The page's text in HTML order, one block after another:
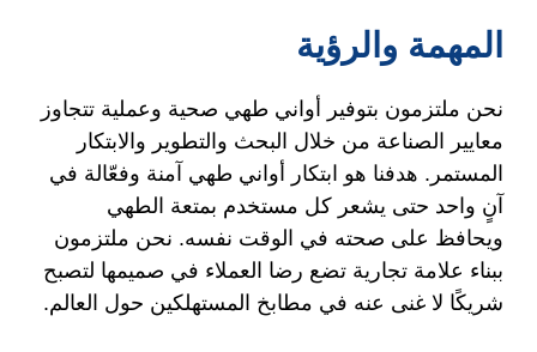
المهمة والرؤية
نحن ملتزمون بتوفير أواني طهي صحية وعملية تتجاوز
معايير الصناعة من خلال البحث والتطوير والابتكار
المستمر. هدفنا هو ابتكار أواني طهي آمنة وفعّالة في
آنٍ واحد حتى يشعر كل مستخدم بمتعة الطهي
ويحافظ على صحته في الوقت نفسه. نحن ملتزمون
ببناء علامة تجارية تضع رضا العملاء في صميمها لتصبح
شريكًا لا غنى عنه في مطابخ المستهلكين حول العالم.